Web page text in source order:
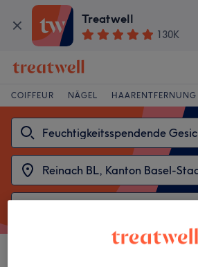
Treatwell
130K
COIFFEUR NÄGEL HAARENTFERNUNG